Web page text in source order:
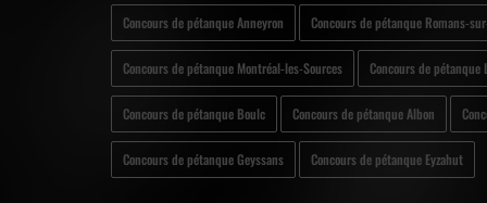
Concours de pétanque Anneyron Concours de pétanque Romans-
Concours de pétanque Montréal-les-Sources Concours de pétanque
Concours de pétanque Boulc Concours de pétanque Albon
Concours de pétanque Geyssans Concours de pétanque Eyzahut